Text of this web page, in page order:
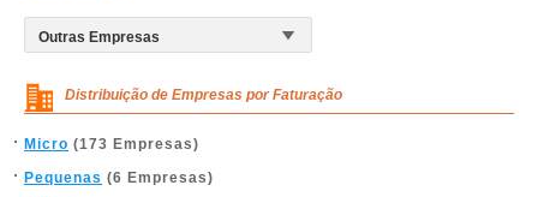
Distribuição de Empresas por Faturação
Micro (173 Empresas)
Pequenas (6 Empresas)